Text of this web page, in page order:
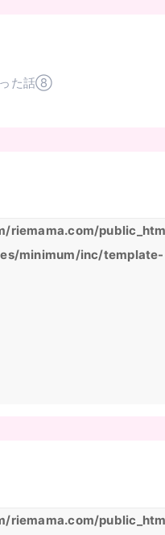
った話⑧
riemama.com/
minimum/inc/template-
riemama.com/